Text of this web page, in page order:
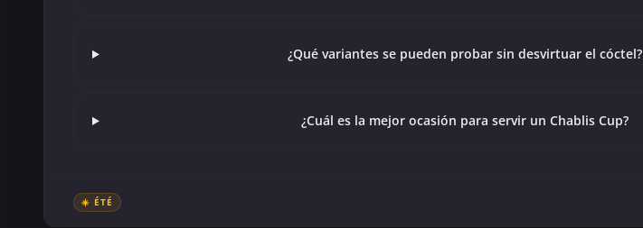
¿Qué variantes se pueden probar sin desvirtuar el cóctel?
¿Cuál es la mejor ocasión para servir un Chablis Cup?
☀️ ÉTÉ